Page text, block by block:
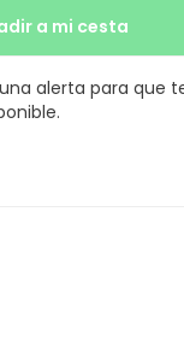
a mi cesta
alerta para que